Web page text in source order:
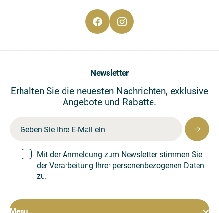
Menu
Newsletter
Erhalten Sie die neuesten Nachrichten, exklusive
Angebote und Rabatte.
Mit der Anmeldung zum Newsletter stimmen Sie
der Verarbeitung Ihrer personenbezogenen Daten
zu.